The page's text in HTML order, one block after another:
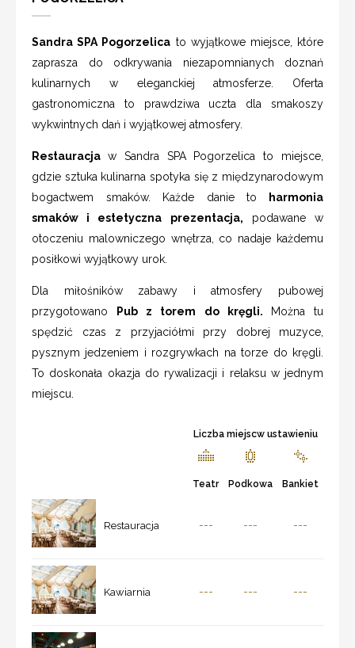
Sandra SPA Pogorzelica to wyjątkowe miejsce, które
zaprasza do odkrywania niezapomnianych doznań
kulinarnych w eleganckiej atmosferze. Oferta
gastronomiczna to prawdziwa uczta dla smakoszy
wykwintnych dań i wyjątkowej atmosfery.
Restauracja w Sandra SPA Pogorzelica to miejsce,
gdzie sztuka kulinarna spotyka się z międzynarodowym
bogactwem smaków. Każde danie to harmonia
smaków i estetyczna prezentacja, podawane w
otoczeniu malowniczego wnętrza, co nadaje każdemu
posiłkowi wyjątkowy urok.
Dla miłośników zabawy i atmosfery pubowej
przygotowano
Pub z torem do kręgli.
Można tu
spędzić czas z przyjaciółmi przy dobrej muzyce,
pysznym jedzeniem i rozgrywkach na torze do kręgli.
To doskonała okazja do rywalizacji i relaksu w jednym
miejscu.
Liczba miejscw ustawieniu
Teatr Podkowa Bankiet
Restauracja --- --- ---
Kawiarnia --- --- ---